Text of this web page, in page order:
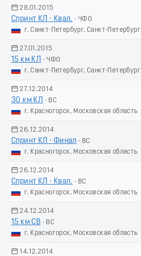
28.01.2015
Спринт КЛ - Квал. - ЧФО
г. Санкт-Петербург, Санкт-Петербург
27.01.2015
15 км КЛ
- ЧФО
г. Санкт-Петербург, Санкт-Петербург
27.12.2014
30 км КЛ
- ВС
г. Красногорск, Московская область
26.12.2014
Спринт КЛ - Финал - ВС
г. Красногорск, Московская область
26.12.2014
Спринт КЛ - Квал. - ВС
г. Красногорск, Московская область
24.12.2014
15 км СВ - ВС
г. Красногорск, Московская область
14.12.2014